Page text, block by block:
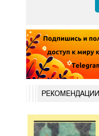
РЕКОМЕНДАЦИИ